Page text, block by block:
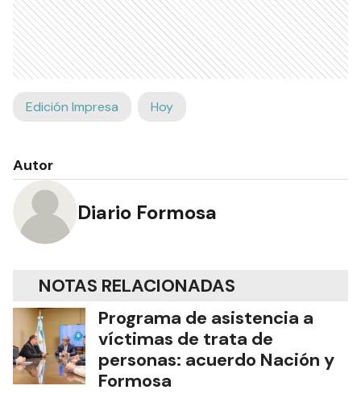
Edición Impresa Hoy
Autor
Diario Formosa
NOTAS RELACIONADAS
Programa de asistencia a
víctimas de trata de
personas: acuerdo Nación y
Formosa